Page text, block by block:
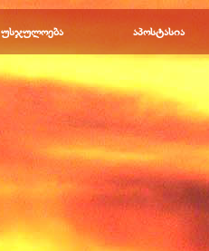
▼
უსჯულოება ▼
აპოსტასია